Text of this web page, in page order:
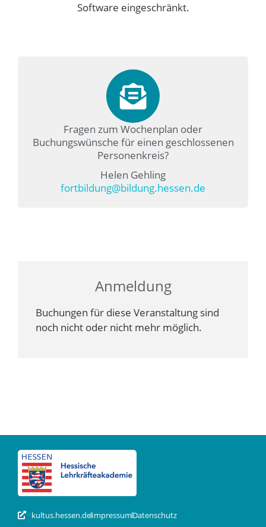
Software eingeschränkt.
Fragen zum Wochenplan oder
Buchungswünsche für einen geschlossenen
Personenkreis?
Helen Gehling
fortbildung@bildung.hessen.de
Anmeldung
Buchungen für diese Veranstaltung sind
noch nicht oder nicht mehr möglich.
kultus.hessen.deImpressumDatenschutz